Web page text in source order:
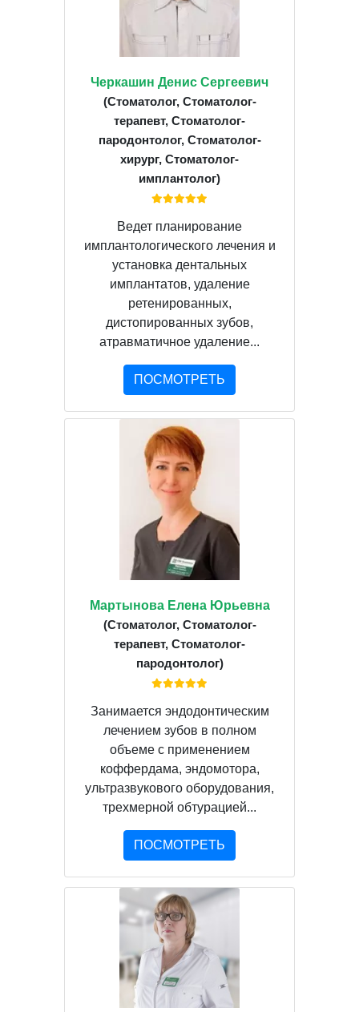
Черкашин Денис Сергеевич
(Стоматолог, Стоматолог-
терапевт, Стоматолог-
пародонтолог, Стоматолог-
хирург, Стоматолог-
имплантолог)
Ведет планирование
имплантологического лечения и
установка дентальных
имплантатов, удаление
ретенированных,
дистопированных зубов,
атравматичное удаление...
ПОСМОТРЕТЬ
Мартынова Елена Юрьевна
(Стоматолог, Стоматолог-
терапевт, Стоматолог-
пародонтолог)
Занимается эндодонтическим
лечением зубов в полном
объеме с применением
коффердама, эндомотора,
ультразвукового оборудования,
трехмерной обтурацией...
ПОСМОТРЕТЬ